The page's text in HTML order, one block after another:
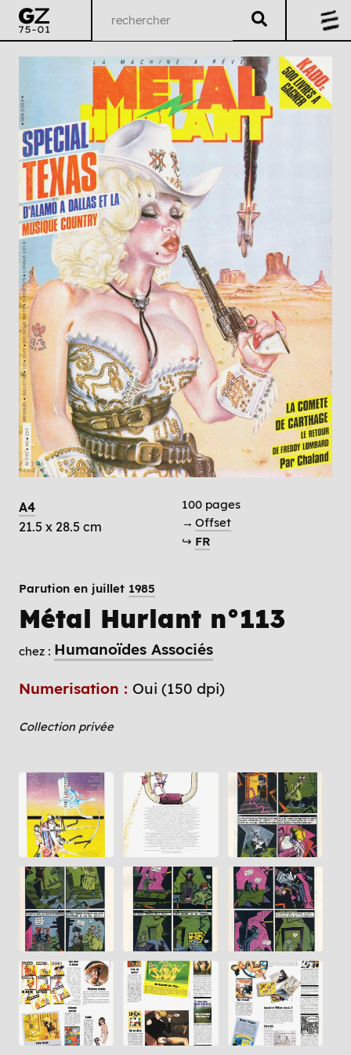
A4
21.5 x 28.5 cm
100 pages
→ Offset
↪ FR
Parution en juillet 1985
Métal Hurlant n°113
chez : Humanoïdes Associés
Numerisation : Oui (150 dpi)
Collection privée